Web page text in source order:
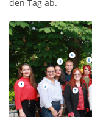
den Tag ab.